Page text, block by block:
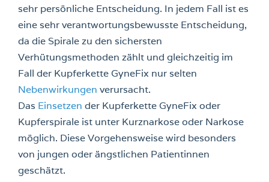
sehr persönliche Entscheidung. In jedem Fall ist es
eine sehr verantwortungsbewusste Entscheidung,
da die Spirale zu den sichersten
Verhütungsmethoden zählt und gleichzeitig im
Fall der Kupferkette GyneFix nur selten
Nebenwirkungen verursacht.
Das Einsetzen der Kupferkette GyneFix oder
Kupferspirale ist unter Kurznarkose oder Narkose
möglich. Diese Vorgehensweise wird besonders
von jungen oder ängstlichen Patientinnen
geschätzt.